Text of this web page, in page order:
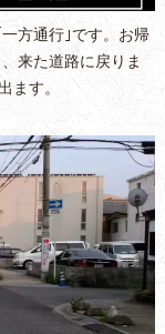
方通行｣です。お帰
来た道路に戻りま
す。